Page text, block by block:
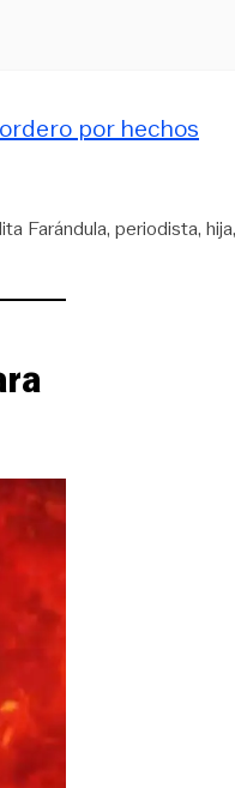
por hechos
Farándula periodista hija